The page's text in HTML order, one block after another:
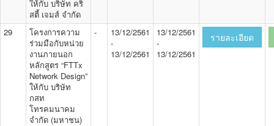
ให้กับ บริษัท คริ
สตี้ เจมส์ จำกัด
29
โครงการความ
ร่วมมือกับหน่วย
งานภายนอก
หลักสูตร “FTTx
Network Design”
ให้กับ บริษัท
กสท
โทรคมนาคม
จำกัด (มหาชน)
-
13/12/2561
-
13/12/2561
13/12/2561
-
13/12/2561
รายละเอียด